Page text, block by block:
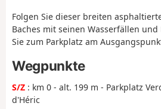
Folgen Sie dieser breiten
Baches mit seinen Wasserfällen
Sie zum Parkplatz am
Wegpunkte
S/Z : km 0 - alt. 199 m - Parkplatz
d'Héric